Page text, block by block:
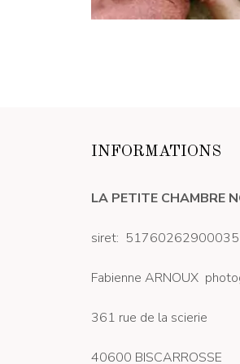
INFORMATIONS
LA PETITE CHAMBRE
siret: 51760262900035
Fabienne ARNOUX
361 rue de la scierie
40600 BISCARROSSE